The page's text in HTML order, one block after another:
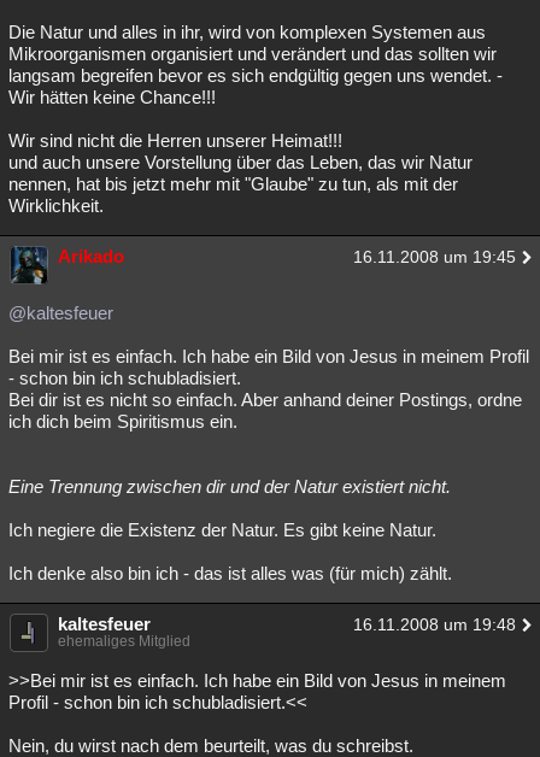
Die Natur und alles in ihr, wird von komplexen Systemen aus
Mikroorganismen organisiert und verändert und das sollten wir
langsam begreifen bevor es sich endgültig gegen uns wendet. -
Wir hätten keine Chance!!!
Wir sind nicht die Herren unserer Heimat!!!
und auch unsere Vorstellung über das Leben, das wir Natur
nennen, hat bis jetzt mehr mit "Glaube" zu tun, als mit der
Wirklichkeit.
Arikado 16.11.2008 um 19:45
@kaltesfeuer
Bei mir ist es einfach. Ich habe ein Bild von Jesus in meinem Profil
- schon bin ich schubladisiert.
Bei dir ist es nicht so einfach. Aber anhand deiner Postings, ordne
ich dich beim Spiritismus ein.
Eine Trennung zwischen dir und der Natur existiert nicht.
Ich negiere die Existenz der Natur. Es gibt keine Natur.
Ich denke also bin ich - das ist alles was (für mich) zählt.
kaltesfeuer 16.11.2008 um 19:48
ehemaliges Mitglied
>>Bei mir ist es einfach. Ich habe ein Bild von Jesus in meinem
Profil - schon bin ich schubladisiert.<<
Nein, du wirst nach dem beurteilt, was du schreibst.